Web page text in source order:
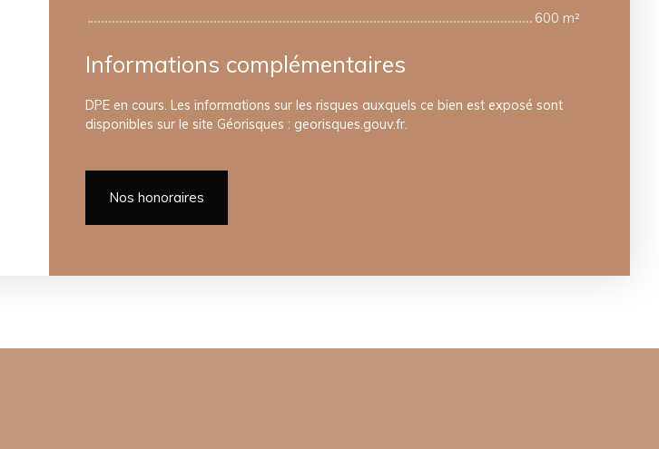
600 m²
Informations complémentaires
DPE en cours. Les informations sur les risques auxquels ce bien est exposé sont
disponibles sur le site Géorisques : georisques.gouv.fr.
Nos honoraires